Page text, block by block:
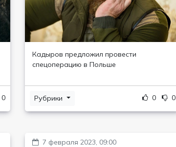
0
Кадыров предложил провести
спецоперацию в Польше
Рубрики 0 0
7 февраля 2023, 09:00